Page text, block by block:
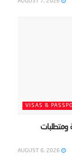
VISAS &
ومتطلبات